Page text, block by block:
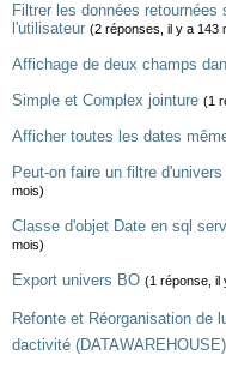
Filtrer les données retournées
l'utilisateur (2 réponses, il y a 143
Affichage de deux champs
Simple et Complex jointure (1
Afficher toutes les dates
Peut-on faire un filtre
mois)
Classe d'objet Date en sql
mois)
Export univers BO (1 réponse, il
Refonte et Réorganisation de
dactivité (DATAWAREHOUSE)